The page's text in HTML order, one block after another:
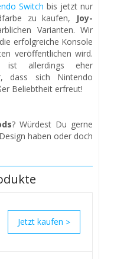
Switch bis jetzt nur
zu kaufen,
Joy-
Varianten. Wir
erfolgreiche Konsole
veröffentlichen wird.
ist allerdings eher
dass sich Nintendo
Beliebtheit erfreut!
? Würdest Du gerne
haben oder doch
>